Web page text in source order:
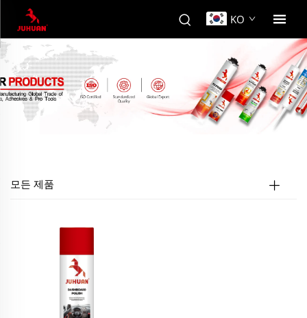
KO
모든 제품